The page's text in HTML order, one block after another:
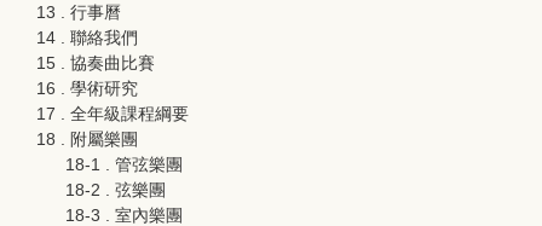
13 . 行事曆
14 . 聯絡我們
15 . 協奏曲比賽
16 . 學術研究
17 . 全年級課程綱要
18 . 附屬樂團
18-1 . 管弦樂團
18-2 . 弦樂團
18-3 . 室內樂團